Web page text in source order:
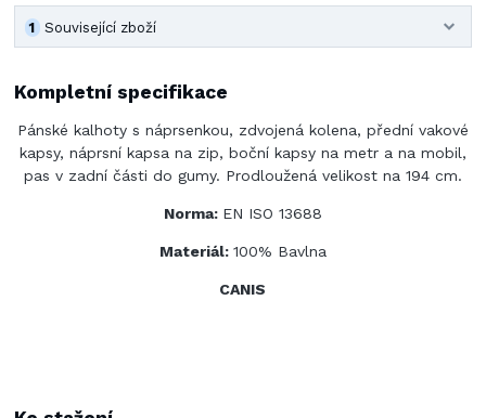
Související zboží
1
Kompletní specifikace
Pánské kalhoty s náprsenkou, zdvojená kolena, přední vakové
kapsy, náprsní kapsa na zip, boční kapsy na metr a na mobil,
pas v zadní části do gumy. Prodloužená velikost na 194 cm.
Norma: EN ISO 13688
Materiál: 100% Bavlna
CANIS